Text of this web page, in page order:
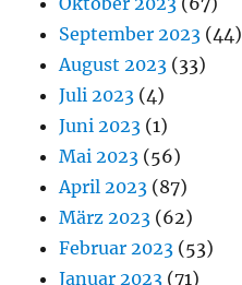
September 2023 (44)
August 2023 (33)
Juli 2023 (4)
Juni 2023 (1)
Mai 2023 (56)
April 2023 (87)
März 2023 (62)
Februar 2023 (53)
Januar 2023 (71)